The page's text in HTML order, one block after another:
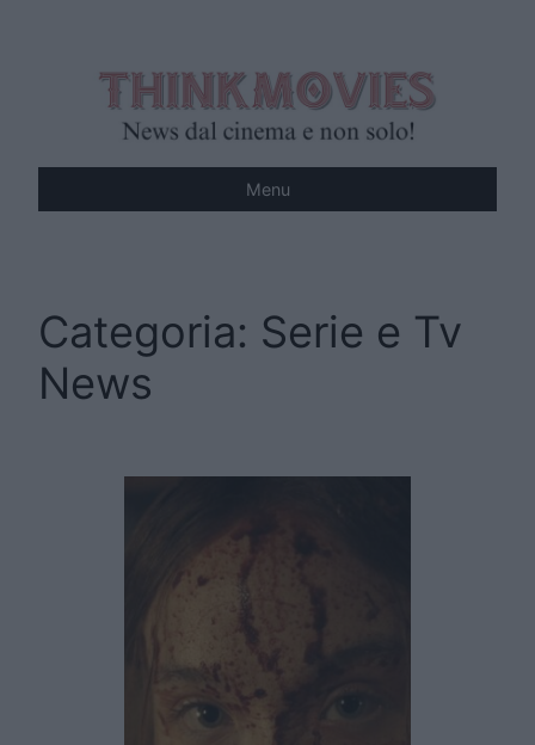
contenuto
Menu
Categoria: Serie e Tv
News